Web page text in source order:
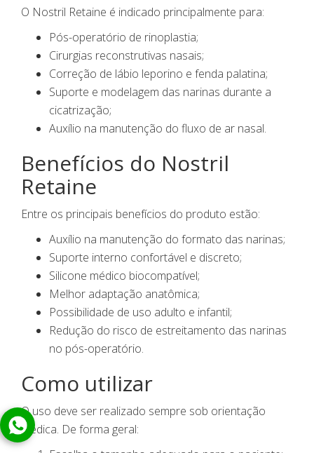
O Nostril Retaine é indicado principalmente para:
Pós-operatório de rinoplastia;
Cirurgias reconstrutivas nasais;
Correção de lábio leporino e fenda palatina;
Suporte e modelagem das narinas durante a
cicatrização;
Auxílio na manutenção do fluxo de ar nasal.
Benefícios do Nostril
Retaine
Entre os principais benefícios do produto estão:
Auxílio na manutenção do formato das narinas;
Suporte interno confortável e discreto;
Silicone médico biocompatível;
Melhor adaptação anatômica;
Possibilidade de uso adulto e infantil;
Redução do risco de estreitamento das narinas
no pós-operatório.
Como utilizar
O uso deve ser realizado sempre sob orientação
médica. De forma geral: